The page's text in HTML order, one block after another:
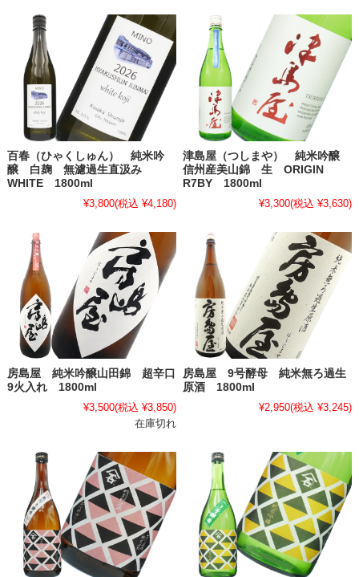
百春（ひゃくしゅん） 純米吟
醸 白麹 無濾過生直汲み
WHITE 1800ml
¥3,800(税込 ¥4,180)
津島屋（つしまや） 純米吟醸
信州産美山錦 生 ORIGIN
R7BY 1800ml
¥3,300(税込 ¥3,630)
房島屋 純米吟醸山田錦 超辛口
9火入れ 1800ml
¥3,500(税込 ¥3,850)
在庫切れ
房島屋 9号酵母 純米無ろ過生
原酒 1800ml
¥2,950(税込 ¥3,245)